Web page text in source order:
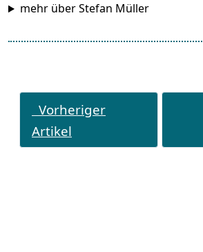
mehr über Stefan Müller
Vorheriger
Artikel